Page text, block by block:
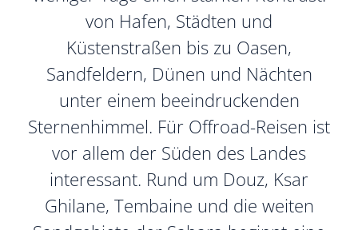
von Hafen, Städten und
Küstenstraßen bis zu Oasen,
Sandfeldern, Dünen und Nächten
unter einem beeindruckenden
Sternenhimmel. Für Offroad-Reisen ist
vor allem der Süden des Landes
interessant. Rund um Douz, Ksar
Ghilane, Tembaine und die weiten